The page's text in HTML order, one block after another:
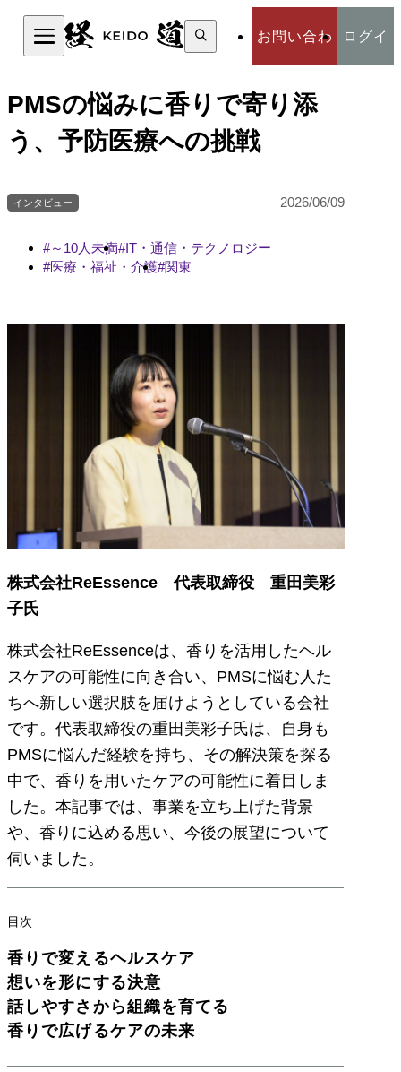
お問い合わ
せ
ログイ
検
索:
検索
PMSの悩みに香りで寄り添
う、予防医療への挑戦
インタビュー 2026/06/09
～10人未満 IT・通信・テクノロジー
医療・福祉・介護 関東
株式会社ReEssence 代表取締役 重田美彩
子氏
株式会社ReEssenceは、香りを活用したヘル
スケアの可能性に向き合い、PMSに悩む人た
ちへ新しい選択肢を届けようとしている会社
です。代表取締役の重田美彩子氏は、自身も
PMSに悩んだ経験を持ち、その解決策を探る
中で、香りを用いたケアの可能性に着目しま
した。本記事では、事業を立ち上げた背景
や、香りに込める思い、今後の展望について
伺いました。
目次
香りで変えるヘルスケア
想いを形にする決意
話しやすさから組織を育てる
香りで広げるケアの未来